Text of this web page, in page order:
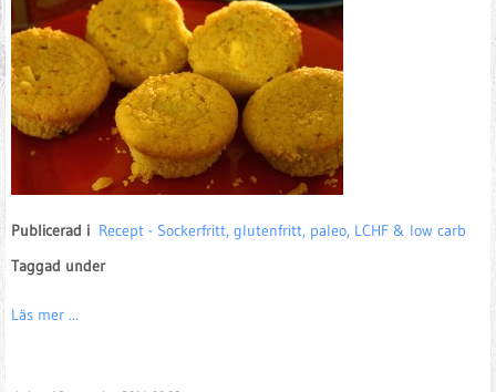
Publicerad i Recept - Sockerfritt, glutenfritt, paleo, LCHF & low carb
Taggad under
Läs mer ...